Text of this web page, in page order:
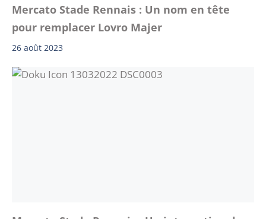
Mercato Stade Rennais : Un nom en tête
pour remplacer Lovro Majer
26 août 2023